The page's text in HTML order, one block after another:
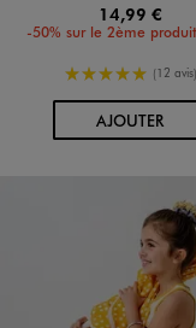
14,99 €
-50% sur le 2ème
5/5 de (12 avis)
AJOUTERAU